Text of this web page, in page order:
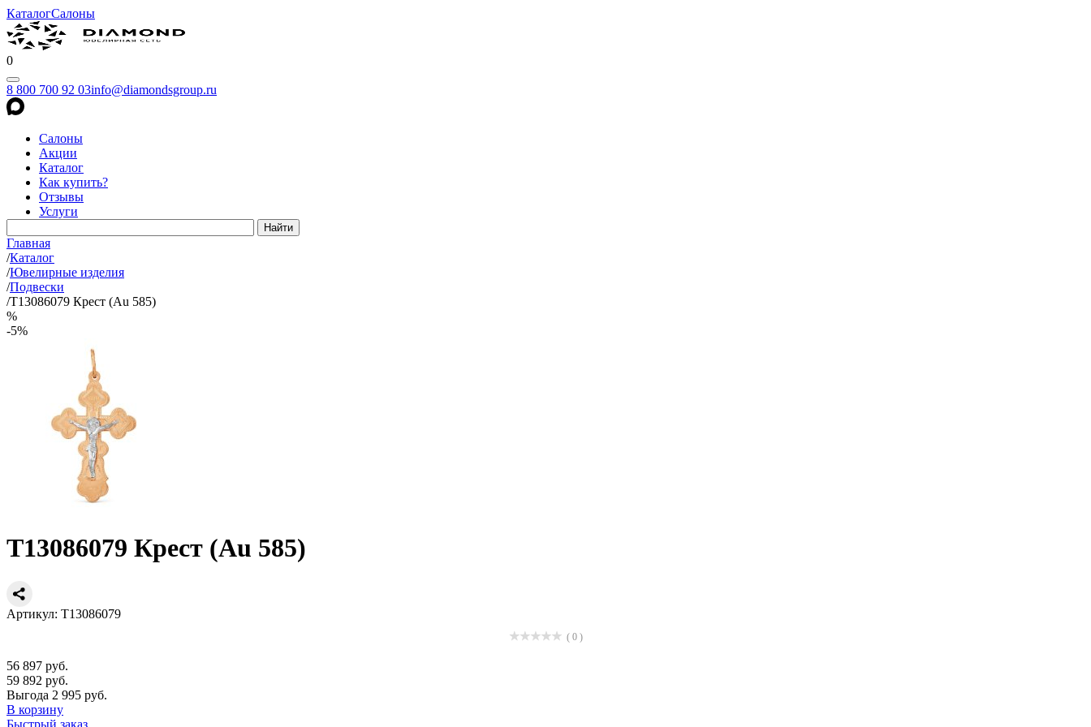
КаталогСалоны
0
8 800 700 92 03info@diamondsgroup.ru
Салоны
Акции
Каталог
Как купить?
Отзывы
Услуги
Главная
/Каталог
/Ювелирные изделия
/Подвески
/Т13086079 Крест (Au 585)
%
-5%
Т13086079 Крест (Au 585)
Артикул: Т13086079
( 0 )
56 897 руб.
59 892 руб.
Выгода 2 995 руб.
В корзину
Быстрый заказ